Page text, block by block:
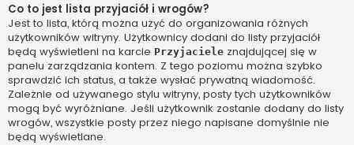
Co to jest lista przyjaciół i wrogów?
Jest to lista, którą można użyć do organizowania różnych
użytkowników witryny. Użytkownicy dodani do listy przyjaciół
będą wyświetleni na karcie Przyjaciele znajdującej się w
panelu zarządzania kontem. Z tego poziomu można szybko
sprawdzić ich status, a także wysłać prywatną wiadomość.
Zależnie od używanego stylu witryny, posty tych użytkowników
mogą być wyróżniane. Jeśli użytkownik zostanie dodany do listy
wrogów, wszystkie posty przez niego napisane domyślnie nie
będą wyświetlane.